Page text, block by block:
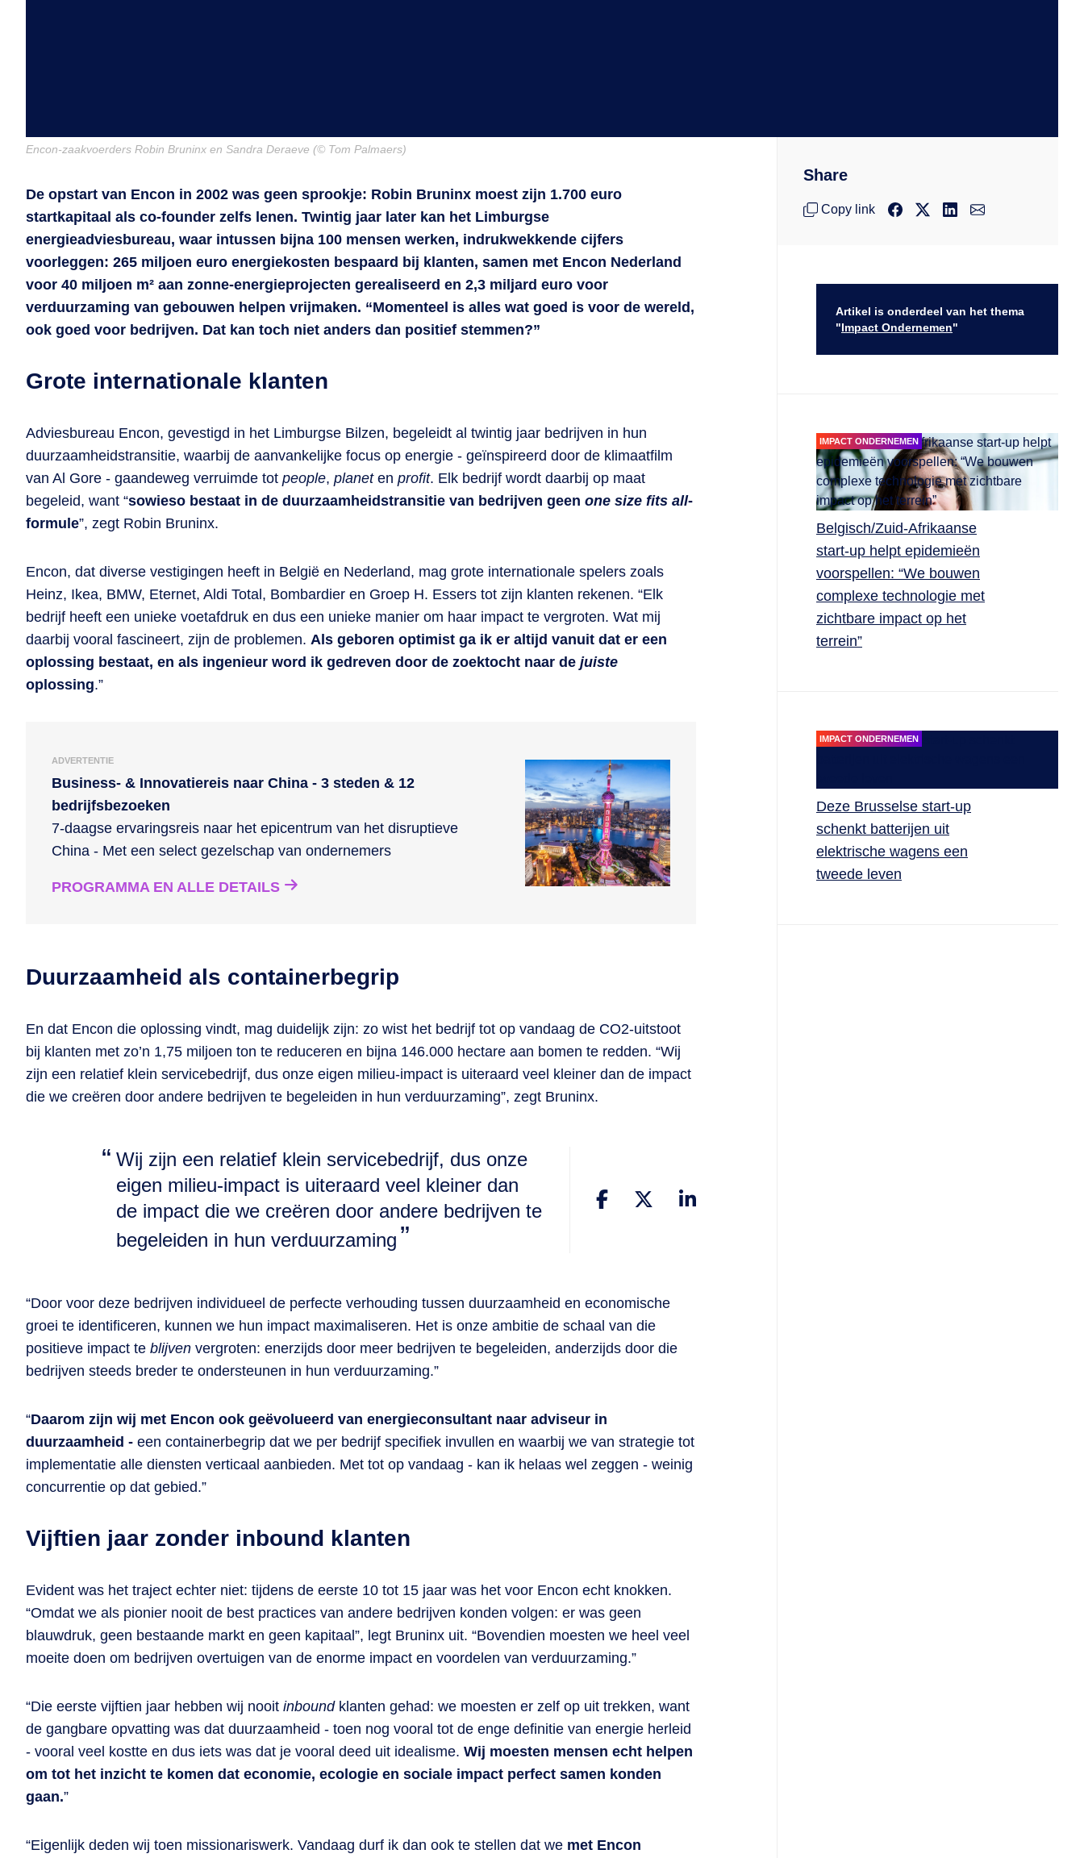
Encon-zaakvoerders Robin Bruninx en Sandra Deraeve (© Tom Palmaers)
De opstart van Encon in 2002 was geen sprookje: Robin Bruninx moest zijn 1.700 euro
startkapitaal als co-founder zelfs lenen. Twintig jaar later kan het Limburgse
energieadviesbureau, waar intussen bijna 100 mensen werken, indrukwekkende cijfers
voorleggen: 265 miljoen euro energiekosten bespaard bij klanten, samen met Encon Nederland
voor 40 miljoen m² aan zonne-energieprojecten gerealiseerd en 2,3 miljard euro voor
verduurzaming van gebouwen helpen vrijmaken. “Momenteel is alles wat goed is voor de wereld,
ook goed voor bedrijven. Dat kan toch niet anders dan positief stemmen?”
Grote internationale klanten
Adviesbureau Encon, gevestigd in het Limburgse Bilzen, begeleidt al twintig jaar bedrijven in hun
duurzaamheidstransitie, waarbij de aanvankelijke focus op energie - geïnspireerd door de klimaatfilm
van Al Gore - gaandeweg verruimde tot people, planeten profit. Elk bedrijf wordt daarbij op maat
begeleid, want “sowieso bestaat in de duurzaamheidstransitie van bedrijven geen one size fits all-
formule”, zegt Robin Bruninx.
Encon, dat diverse vestigingen heeft in België en Nederland, mag grote internationale spelers zoals
Heinz, Ikea, BMW, Eternet, Aldi Total, Bombardier en Groep H. Essers tot zijn klanten rekenen. “Elk
bedrijf heeft een unieke voetafdruk en dus een unieke manier om haar impact te vergroten. Wat mij
daarbij vooral fascineert, zijn de problemen. Als geboren optimist ga ik er altijd vanuit dat er een
oplossing bestaat, en als ingenieur word ik gedreven door de zoektocht naar de juiste
oplossing.”
ADVERTENTIE
Business- & Innovatiereis naar China - 3 steden & 12
bedrijfsbezoeken
7-daagse ervaringsreis naar het epicentrum van het disruptieve
China - Met een select gezelschap van ondernemers
PROGRAMMA EN ALLE DETAILS
Duurzaamheid als containerbegrip
En dat Encon die oplossing vindt, mag duidelijk zijn: zo wist het bedrijf tot op vandaag de CO2-uitstoot
bij klanten met zo’n 1,75 miljoen ton te reduceren en bijna 146.000 hectare aan bomen te redden. “Wij
zijn een relatief klein servicebedrijf, dus onze eigen milieu-impact is uiteraard veel kleiner dan de impact
die we creëren door andere bedrijven te begeleiden in hun verduurzaming”, zegt Bruninx.
Wij zijn een relatief klein servicebedrijf, dus onze
eigen milieu-impact is uiteraard veel kleiner dan
de impact die we creëren door andere bedrijven te
begeleiden in hun verduurzaming
“Door voor deze bedrijven individueel de perfecte verhouding tussen duurzaamheid en economische
groei te identificeren, kunnen we hun impact maximaliseren. Het is onze ambitie de schaal van die
positieve impact te blijven vergroten: enerzijds door meer bedrijven te begeleiden, anderzijds door die
bedrijven steeds breder te ondersteunen in hun verduurzaming.”
“Daarom zijn wij met Encon ook geëvolueerd van energieconsultant naar adviseur in
duurzaamheid - een containerbegrip dat we per bedrijf specifiek invullen en waarbij we van strategie tot
implementatie alle diensten verticaal aanbieden. Met tot op vandaag - kan ik helaas wel zeggen - weinig
concurrentie op dat gebied.”
Vijftien jaar zonder inbound klanten
Evident was het traject echter niet: tijdens de eerste 10 tot 15 jaar was het voor Encon echt knokken.
“Omdat we als pionier nooit de best practices van andere bedrijven konden volgen: er was geen
blauwdruk, geen bestaande markt en geen kapitaal”, legt Bruninx uit. “Bovendien moesten we heel veel
moeite doen om bedrijven overtuigen van de enorme impact en voordelen van verduurzaming.”
“Die eerste vijftien jaar hebben wij nooit inboundklanten gehad: we moesten er zelf op uit trekken, want
de gangbare opvatting was dat duurzaamheid - toen nog vooral tot de enge definitie van energie herleid
- vooral veel kostte en dus iets was dat je vooral deed uit idealisme. Wij moesten mensen echt helpen
om tot het inzicht te komen dat economie, ecologie en sociale impact perfect samen konden
gaan.”
“Eigenlijk deden wij toen missionariswerk. Vandaag durf ik dan ook te stellen dat we met Encon
Share
Copy link
Artikel is onderdeel van het thema
"Impact Ondernemen"
IMPACT ONDERNEMEN
Belgisch/Zuid-Afrikaanse
start-up helpt epidemieën
voorspellen: “We bouwen
complexe technologie met
zichtbare impact op het
terrein”
IMPACT ONDERNEMEN
Deze Brusselse start-up
schenkt batterijen uit
elektrische wagens een
tweede leven